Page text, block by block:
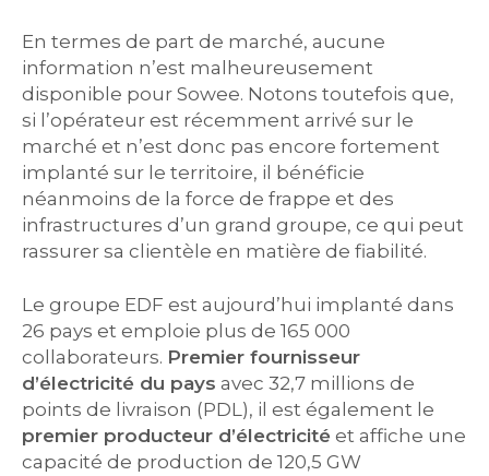
En termes de part de marché, aucune
information n’est malheureusement
disponible pour Sowee. Notons toutefois que,
si l’opérateur est récemment arrivé sur le
marché et n’est donc pas encore fortement
implanté sur le territoire, il bénéficie
néanmoins de la force de frappe et des
infrastructures d’un grand groupe, ce qui peut
rassurer sa clientèle en matière de fiabilité.
Le groupe EDF est aujourd’hui implanté dans
26 pays et emploie plus de 165 000
collaborateurs. Premier fournisseur
d’électricité du pays avec 32,7 millions de
points de livraison (PDL), il est également le
premier producteur d’électricité et affiche une
capacité de production de 120,5 GW